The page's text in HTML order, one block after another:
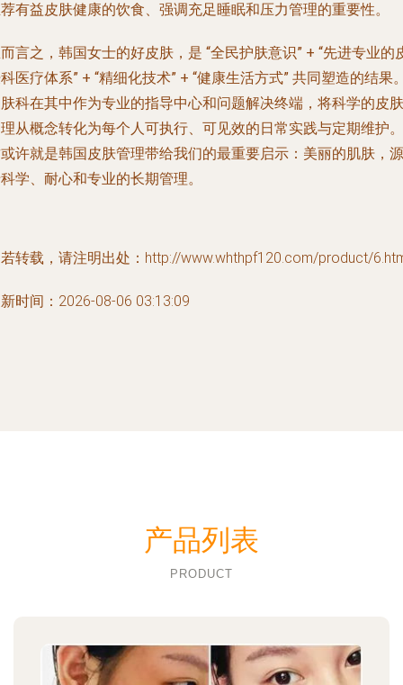
有益皮肤健康的饮食、强调充足睡眠和压力管理的重要性。
言之，韩国女士的好皮肤，是 “全民护肤意识” + “先进专业的
医疗体系” + “精细化技术” + “健康生活方式” 共同塑造的结果
科在其中作为专业的指导中心和问题解决终端，将科学的皮肤
从概念转化为每个人可执行、可见效的日常实践与定期维护。
许就是韩国皮肤管理带给我们的最重要启示：美丽的肌肤，源
学、耐心和专业的长期管理。
转载，请注明出处：http://www.whthpf120.com/product/
时间：2026-08-06 03:13:09
产品列表
PRODUCT